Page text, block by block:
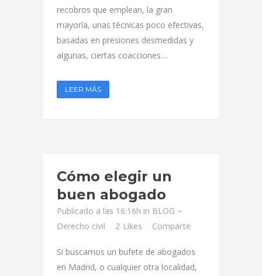
recobros que emplean, la gran
mayoría, unas técnicas poco efectivas,
basadas en presiones desmedidas y
algunas, ciertas coacciones....
LEER MÁS
Cómo elegir un
buen abogado
Publicado a las 16:16h in BLOG –
Derecho civil
2 Likes Comparte
Si buscamos un bufete de abogados
en Madrid, o cualquier otra localidad,